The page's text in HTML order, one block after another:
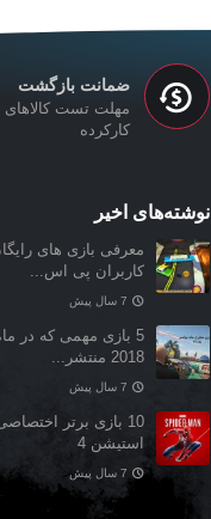
ضمانت بازگشت
مهلت تست کالاهای
کارکرده
نوشته‌های اخیر
معرفی بازی‌ های
کاربران پی اس...
7 سال پیش
5 بازی مهمی که در
2018 منتشر...
7 سال پیش
10 بازی برتر
استیشن 4
7 سال پیش